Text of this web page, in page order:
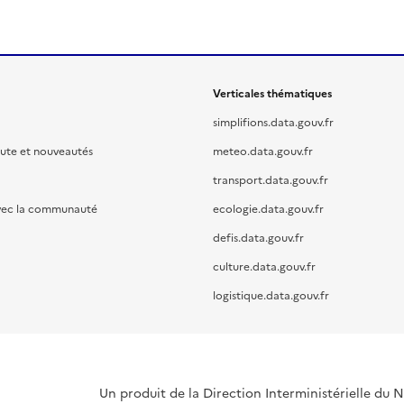
et nouveautés
la communauté
Verticales thématiques
simplifions.data.gouv.fr
meteo.data.gouv.fr
transport.data.gouv.fr
ecologie.data.gouv.fr
defis.data.gouv.fr
culture.data.gouv.fr
logistique.data.gouv.fr
Un produit de la Direction Interministérielle du